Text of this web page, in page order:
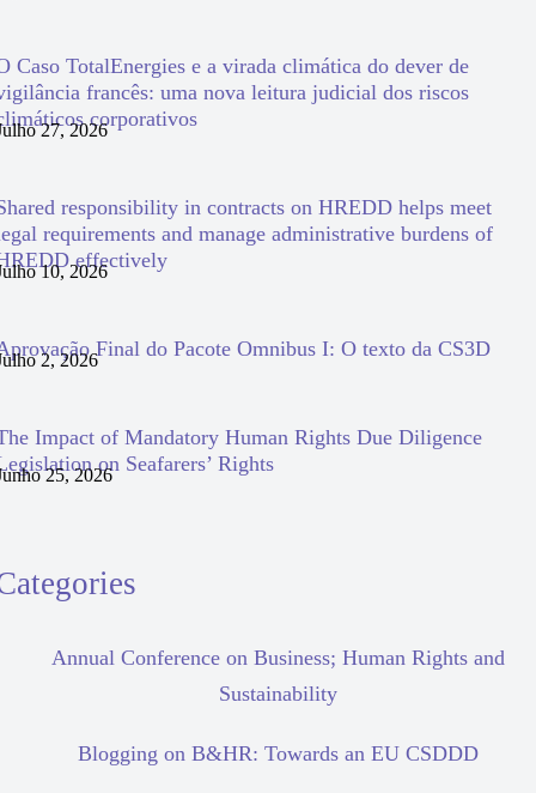
Caso TotalEnergies e a virada climática do dever de
francês: uma nova leitura judicial dos riscos
corporativos
27, 2026
responsibility in contracts on HREDD helps meet
requirements and manage administrative burdens of
effectively
10, 2026
Final do Pacote Omnibus I: O texto da CS3D
2, 2026
Impact of Mandatory Human Rights Due Diligence
on Seafarers’ Rights
25, 2026
Annual Conference on Business; Human Rights and
Sustainability
Blogging on B&HR: Towards an EU CSDDD